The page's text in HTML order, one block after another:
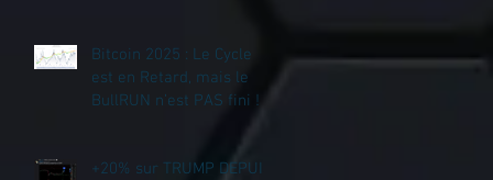
Bitcoin 2025 : Le Cycle
est en Retard, mais le
BullRUN n’est PAS fini !
+20% sur TRUMP DEPUIS